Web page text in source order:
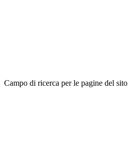
Campo di ricerca per le pagine del sito